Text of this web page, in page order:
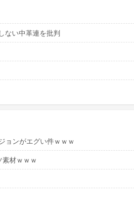
ない中革連を批判
ョンがエグい件ｗｗｗ
材ｗｗｗ